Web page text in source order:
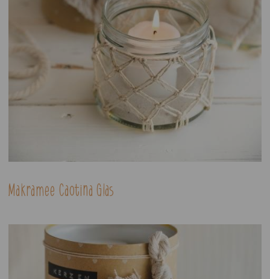
Makramee Caotina Glas